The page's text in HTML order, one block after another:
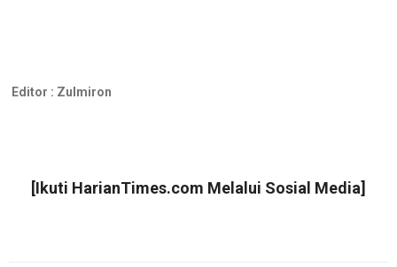
Editor : Zulmiron
[Ikuti HarianTimes.com Melalui Sosial Media]